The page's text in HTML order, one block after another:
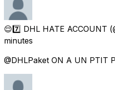
😌7️⃣ DHL HATE ACCOUNT
minutes
@DHLPaket ON A UN PTIT